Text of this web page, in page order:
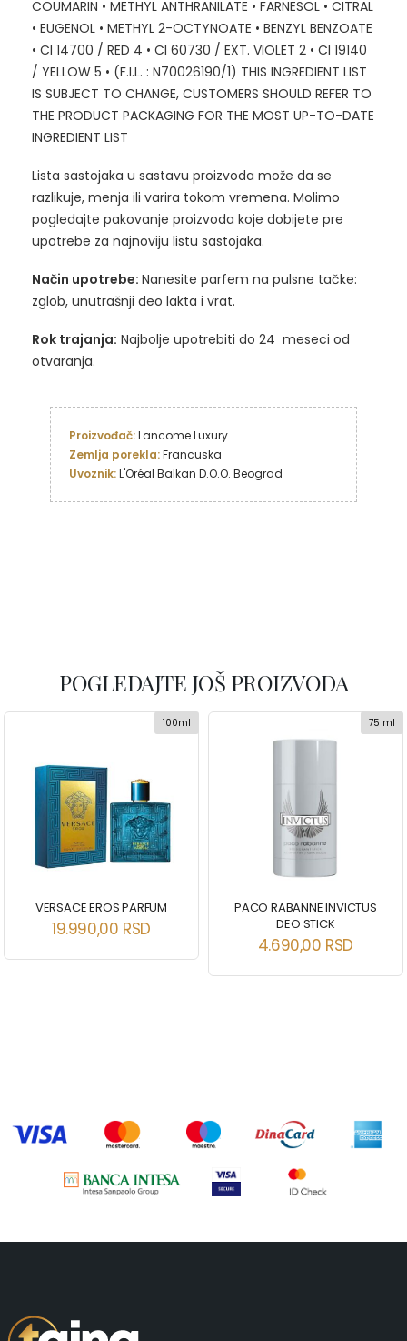
COUMARIN • METHYL ANTHRANILATE • FARNESOL • CITRAL
• EUGENOL • METHYL 2-OCTYNOATE • BENZYL BENZOATE
• CI 14700 / RED 4 • CI 60730 / EXT. VIOLET 2 • CI 19140
/ YELLOW 5 • (F.I.L. : N70026190/1) THIS INGREDIENT LIST
IS SUBJECT TO CHANGE, CUSTOMERS SHOULD REFER TO
THE PRODUCT PACKAGING FOR THE MOST UP-TO-DATE
INGREDIENT LIST
Lista sastojaka u sastavu proizvoda može da se
razlikuje, menja ili varira tokom vremena. Molimo
pogledajte pakovanje proizvoda koje dobijete pre
upotrebe za najnoviju listu sastojaka.
Način upotrebe: Nanesite parfem na pulsne tačke:
zglob, unutrašnji deo lakta i vrat.
Rok trajanja: Najbolje upotrebiti do 24 meseci od
otvaranja.
Proizvođač:
Zemlja porekla:
Uvoznik: L'Oréal Balkan D.O.O. Beograd
POGLEDAJTE JOŠ PROIZVODA
100ml
VERSACE EROS PARFUM
19.990,00 RSD
75 ml
PACO RABANNE INVICTUS
DEO STICK
4.690,00 RSD